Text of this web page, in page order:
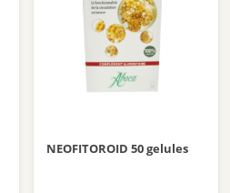
NEOFITOROID 50 gelules